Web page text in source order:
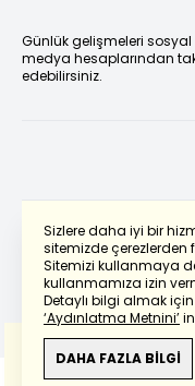
Sizlere daha iyi bir
sitemizde çerezlerden
Sitemizi kullanmaya
kullanmamıza izin
Detaylı bilgi almak için
‘Aydınlatma Metnini’
DAHA FAZLA BİLGİ
Günlük gelişmeleri sosyal
medya hesaplarından
edebilirsiniz.
Powered by
Bu çevirideGoogle
Anlam ve çeviri
sorumlu